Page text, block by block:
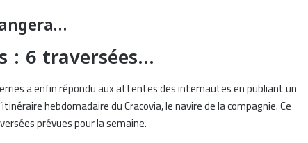
: 6 traversées…
a enfin répondu aux attentes des internautes en publiant un
hebdomadaire du Cracovia, le navire de la compagnie. Ce
prévues pour la semaine.